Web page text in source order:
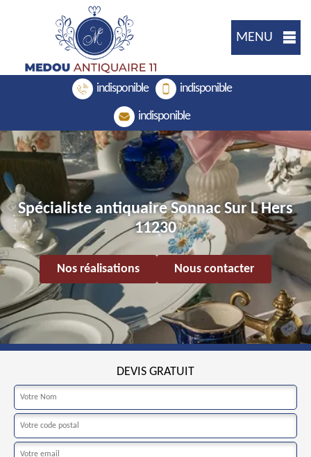
MENU
indisponible indisponible
indisponible
Spécialiste antiquaire Sonnac Sur L Hers
11230
Nos réalisations Nous contacter
DEVIS GRATUIT